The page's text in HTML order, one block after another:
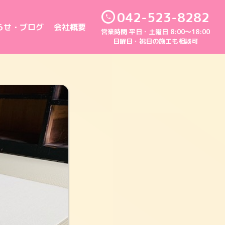
せ・ブログ 会社概要
042-523-8282
営業時間 平日・土曜日 8:00～18:00
日曜日・祝日の施工も相談可